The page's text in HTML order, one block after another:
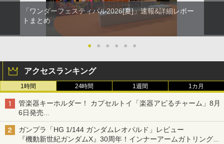
「ワンダーフェスティバル2026[夏]」速報&詳細レポー
トまとめ
● ● ● ● ● ●
アクセスランキング
1時間 24時間 1週間 1カ月
管楽器キーホルダー！ カプセルトイ「楽器アピるチャーム」8月
6日発売
チューバ、テナサクなど5種各3色
ガンプラ「HG 1/144 ガンダムレオパルド」レビュー
『機動新世紀ガンダムX』30周年！インナーアームガトリングの